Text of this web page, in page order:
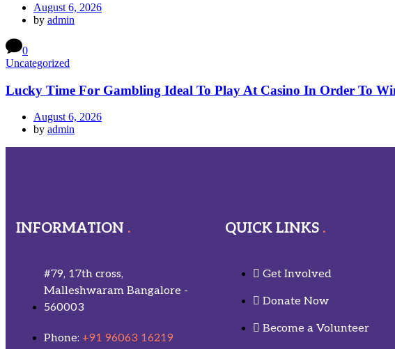
August 6, 2026
by admin
0
Uncategorized
Lucky Time For Gambling Ideal To Play At Casino In Order To
August 6, 2026
by admin
INFORMATION
#79, 17th cross,
Malleshwaram Bangalore -
560003
Phone: +91 96063 16219
QUICK LINKS
Get Involved
Donate Now
Become a Volunteer